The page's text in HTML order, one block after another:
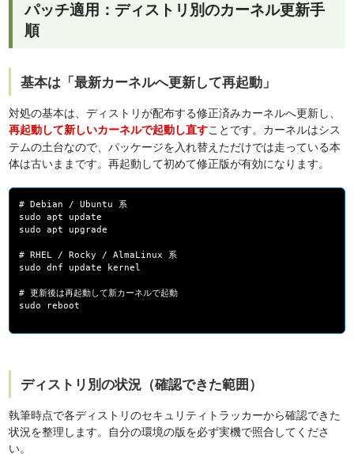
パッチ適用：ディストリ別のカーネル更新手
順
基本は「最新カーネルへ更新して再起動」
対処の基本は、ディストリが配布する修正済みカーネルへ更新し、
再起動して新しいカーネルで起動し直すことです。カーネルはシス
テムの土台なので、パッケージを入れ替えただけでは走っている本
体は古いままです。再起動して初めて修正版が有効になります。
# Debian / Ubuntu 系
sudo apt update
sudo apt upgrade
# RHEL / Rocky / AlmaLinux 系
sudo dnf update kernel
# 更新後は再起動して新カーネルで起動
sudo reboot
ディストリ別の状況（確認できた範囲）
執筆時点で各ディストリのセキュリティトラッカーから確認できた
状況を整理します。自分の環境の版を必ず実機で照合してくださ
い。